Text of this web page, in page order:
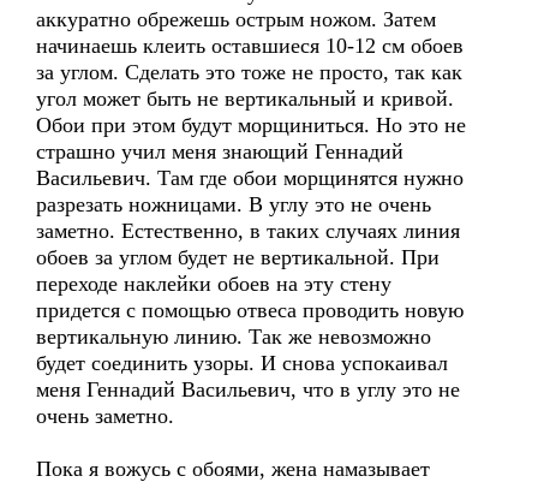
аккуратно обрежешь острым ножом. Затем
начинаешь клеить оставшиеся 10-12 см обоев
за углом. Сделать это тоже не просто, так как
угол может быть не вертикальный и кривой.
Обои при этом будут морщиниться. Но это не
страшно учил меня знающий Геннадий
Васильевич. Там где обои морщинятся нужно
разрезать ножницами. В углу это не очень
заметно. Естественно, в таких случаях линия
обоев за углом будет не вертикальной. При
переходе наклейки обоев на эту стену
придется с помощью отвеса проводить новую
вертикальную линию. Так же невозможно
будет соединить узоры. И снова успокаивал
меня Геннадий Васильевич, что в углу это не
очень заметно.
Пока я вожусь с обоями, жена намазывает